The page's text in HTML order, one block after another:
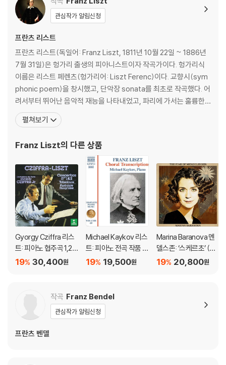
관심작가 알림신청
프란츠 리스트
프란츠 리스트(독일어: Franz Liszt, 1811년 10월 22일 ~ 1886년
7월 31일)은 헝가리 출생의 피아니스트이자 작곡가이다. 헝가리식
이름은 리스트 페렌츠(헝가리어: Liszt Ferenc)이다. 교향시(sym
phonic poem)을 창시했고, 단악장 sonata를 최초로 작곡했다. 어
려서부터 뛰어난 음악적 재능을 나타내었고, 파리에 가서는 훌륭한
연주가로 인정받아 "피아노의 왕"이라 불리었으며, 이 별칭은 오늘날
까지도 리스트를 의미하는 명칭으로 자리잡았다. 뛰어난 기교로 유럽
고 있다. 하지만 정작
펼쳐보기
Franz Liszt의 다른 상품
Gyorgy Cziffra 리스
트: 피아노 협주곡 1,2번
(Liszt: Piano Concer
30,400원
19%
Michael Kaykov 리스
트: 피아노 전곡 작품 6
9집 (Liszt: Complet
19,500원
19%
Marina Baranova 멘
델스존: ‘스케르초’ (라
흐마니노프-바라노바
20,800원
19%
작곡 Franz Bendel
관심작가 알림신청
프란츠 벤델